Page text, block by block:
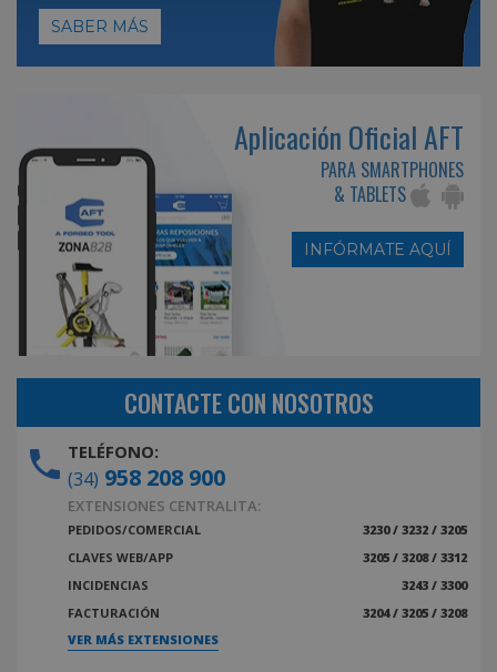
SABER MÁS
Aplicación Oficial AFT
PARA SMARTPHONES
& TABLETS
INFÓRMATE AQUÍ
CONTACTE CON NOSOTROS
TELÉFONO:
(34) 958 208 900
EXTENSIONES CENTRALITA:
PEDIDOS/COMERCIAL
3230 / 3232 / 3205
CLAVES WEB/APP
3205 / 3208 / 3312
INCIDENCIAS
3243 / 3300
FACTURACIÓN
3204 / 3205 / 3208
VER MÁS EXTENSIONES